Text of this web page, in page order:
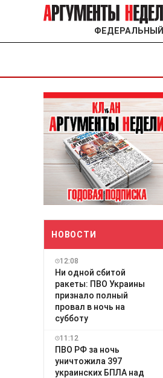
ФЕДЕРАЛЬНЫЙ
НОВОСТИ
12:08
Ни одной сбитой
ракеты: ПВО Украины
признало полный
провал в ночь на
субботу
11:12
ПВО РФ за ночь
уничтожила 397
украинских БПЛА над